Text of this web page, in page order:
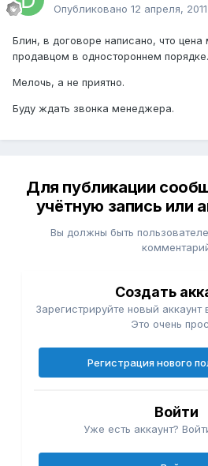
Опубликовано 12 апреля, 2011
Блин, в договоре написано, что
продавцом в одностороннем порядке.
Мелочь, а не приятно.
Буду ждать звонка менеджера.
Для публикации
учётную запись или
Вы должны быть
Создать
Зарегистрируйте новый
Это очень
Регистрация нового
Войти
Уже есть аккаунт?